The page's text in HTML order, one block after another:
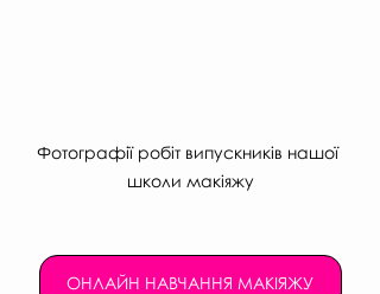
Фотографії робіт випускників нашої
школи макіяжу
ОНЛАЙН НАВЧАННЯ МАКІЯЖУ